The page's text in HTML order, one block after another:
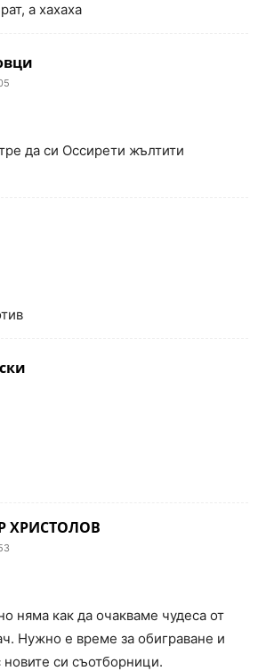
а хахаха
да си Оссирети жълтити
ХРИСТОЛОВ
няма как да очакваме чудеса от
Нужно е време за обиграване и
новите си съотборници.